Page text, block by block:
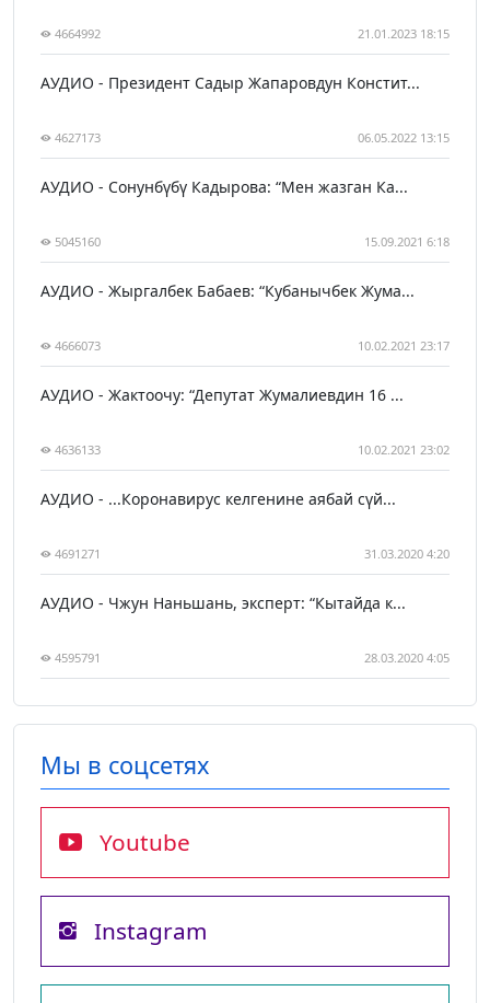
4664992 21.01.2023 18:15
АУДИО - Президент Садыр Жапаровдун Констит...
4627173 06.05.2022 13:15
АУДИО - Сонунбүбү Кадырова: “Мен жазган Ка...
5045160 15.09.2021 6:18
АУДИО - Жыргалбек Бабаев: “Кубанычбек Жума...
4666073 10.02.2021 23:17
АУДИО - Жактоочу: “Депутат Жумалиевдин 16 ...
4636133 10.02.2021 23:02
АУДИО - ...Коронавирус келгенине аябай сүй...
4691271 31.03.2020 4:20
АУДИО - Чжун Наньшань, эксперт: “Кытайда к...
4595791 28.03.2020 4:05
Мы в соцсетях
Youtube
Instagram